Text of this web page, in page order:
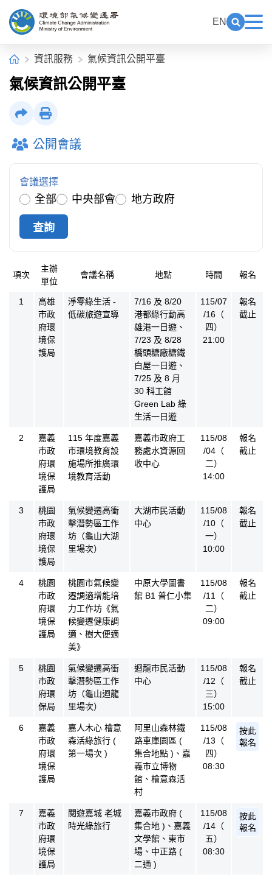
EN
首頁資訊服務 氣候資訊公開平臺
氣候資訊公開平臺
公開會議
會議選擇
全部 中央部會 地方政府
氣候法公眾參與會議公告
項次
主辦
單位
會議名稱 地點 時間 報名
1
高雄
市政
府環
境保
護局
淨零綠生活 -
低碳旅遊宣導
7/16 及 8/20
港都綠行動高
雄港一日遊、
7/23 及 8/28
橋頭糖廠糖鐵
白屋一日遊、
7/25 及 8 月
30 科工館
Green Lab 綠
生活一日遊
115/07
/16（
四）
21:00
報名
截止
2
嘉義
市政
府環
境保
護局
115 年度嘉義
市環境教育設
施場所推廣環
境教育活動
嘉義市政府工
務處水資源回
收中心
115/08
/04（
二）
14:00
報名
截止
3
桃園
市政
府環
境保
護局
氣候變遷高衝
擊潛勢區工作
坊（龜山大湖
里場次）
大湖市民活動
中心
115/08
/10（
一）
10:00
報名
截止
4
桃園
市政
府環
境保
護局
桃園市氣候變
遷調適增能培
力工作坊《氣
候變遷健康調
適、樹大便適
美》
中原大學圖書
館 B1 普仁小集
115/08
/11（
二）
09:00
報名
截止
5
桃園
市政
府環
保局
氣候變遷高衝
擊潛勢區工作
坊（龜山迴龍
里場次）
迴龍市民活動
中心
115/08
/12（
三）
15:00
報名
截止
6
嘉義
市政
府環
境保
護局
嘉人木心 檜意
森活綠旅行 (
第一場次 )
阿里山森林鐵
路車庫園區 (
集合地點 )、嘉
義市立博物
館、檜意森活
村
115/08
/13（
四）
08:30
按此
報名
7
嘉義
市政
府環
境保
護局
閱遊嘉城 老城
時光綠旅行
嘉義市政府 (
集合地 )、嘉義
文學館、東市
場、中正路 (
二通 )
115/08
/14（
五）
08:30
按此
報名